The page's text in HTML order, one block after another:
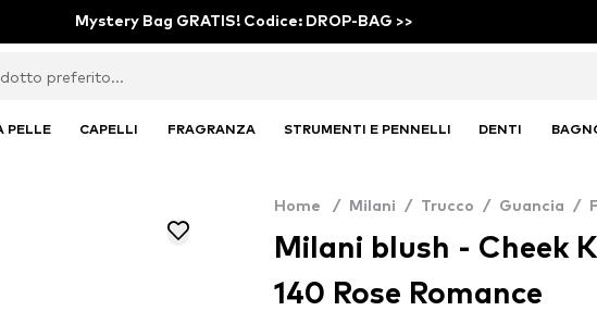
Mystery Bag GRATIS! Codice: DROP-BAG >>
PELLE CAPELLI FRAGRANZA STRUMENTI E PENNELLI DENTI
Home / Milani / Trucco / Guancia /
Milani blush - Cheek
140 Rose Romance